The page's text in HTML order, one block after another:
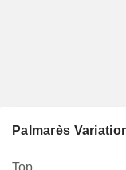
Palmarès
Top